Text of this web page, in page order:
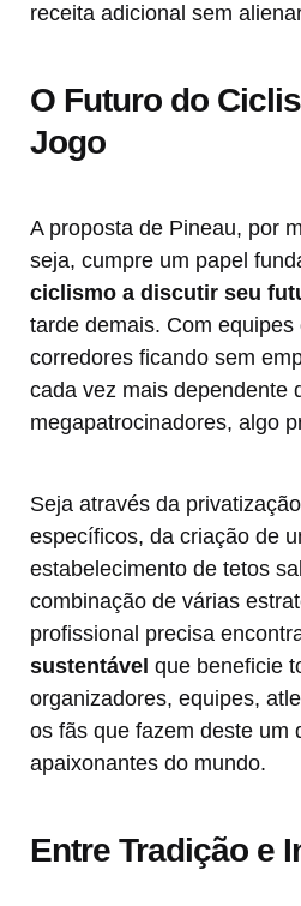
receita adicional sem
O Futuro do
Jogo
A proposta de Pineau, por
seja, cumpre um papel
ciclismo a discutir seu
tarde demais. Com equipes
corredores ficando sem
cada vez mais dependente
megapatrocinadores, algo
Seja através da
específicos, da criação de
estabelecimento de tetos
combinação de várias
profissional precisa
sustentável que beneficie
organizadores, equipes,
os fãs que fazem deste um
apaixonantes do mundo.
Entre Tradição e